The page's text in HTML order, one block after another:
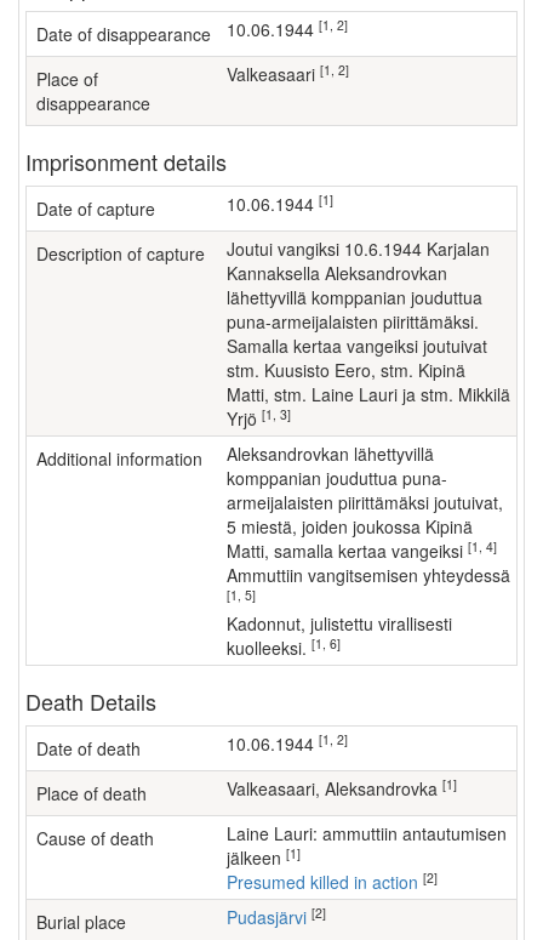
Date of disappearance 10.06.1944 [1, 2]
Place of
disappearance
Valkeasaari [1, 2]
Imprisonment details
Date of capture 10.06.1944 [1]
Description of capture
Joutui vangiksi 10.6.1944 Karjalan
Kannaksella Aleksandrovkan
lähettyvillä komppanian jouduttua
puna-armeijalaisten piirittämäksi.
Samalla kertaa vangeiksi joutuivat
stm. Kuusisto Eero, stm. Kipinä
Matti, stm. Laine Lauri ja stm. Mikkilä
Yrjö [1, 3]
Additional information
Aleksandrovkan lähettyvillä
komppanian jouduttua puna-
armeijalaisten piirittämäksi joutuivat,
5 miestä, joiden joukossa Kipinä
Matti, samalla kertaa vangeiksi [1, 4]
ammuttiin vangitsemisen yhteydessä
[1, 5]
kadonnut, julistettu virallisesti
kuolleeksi. [1, 6]
Death Details
Date of death 10.06.1944 [1, 2]
Place of death Valkeasaari, Aleksandrovka [1]
Cause of death
Laine Lauri: ammuttiin antautumisen
jälkeen [1]
Presumed killed in action [2]
Burial place Pudasjärvi [2]